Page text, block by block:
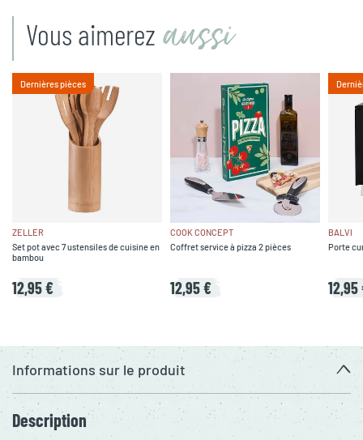
Vous aimerez aussi
Dernières pièces
ZELLER
Set pot avec 7 ustensiles de cuisine en
bambou
12,95 €
COOK CONCEPT
Coffret service à pizza 2 pièces
12,95 €
BALVI
Porte
12,95
Informations sur le produit
Description